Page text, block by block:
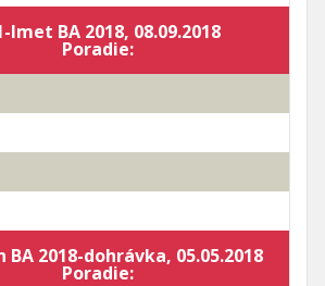
Imet BA 2018, 08.09.2018
Poradie:
BA 2018-dohrávka, 05.05.2018
Poradie: